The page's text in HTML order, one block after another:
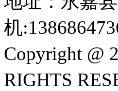
机
Copyright @
RIGHTS